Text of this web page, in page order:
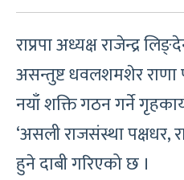
राप्रपा अध्यक्ष राजेन्द्र
असन्तुष्ट धवलशमशेर राणा
नयाँ शक्ति गठन गर्ने
‘असली राजसंस्था पक्षधर,
हुने दाबी गरिएको छ ।